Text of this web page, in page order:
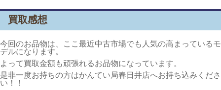
買取感想
今回のお品物は、ここ最近中古市場でも人気の高まっているモ
デルになります。
よって買取金額も頑張れるお品物になっています。
是非一度お持ちの方はかんてい局春日井店へお持ち込みくださ
い！！